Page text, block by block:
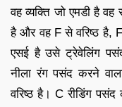
वह व्यक्ति जो एमडी है
है और वह F से वरिष्ठ है,
एसई है उसे ट्रेवेलिंग
नीला रंग पसंद करने
वरिष्ठ है। C रीडिंग